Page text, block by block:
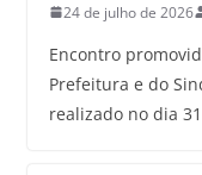
24 de julho de 2026
Encontro
Prefeitura e do
realizado no dia